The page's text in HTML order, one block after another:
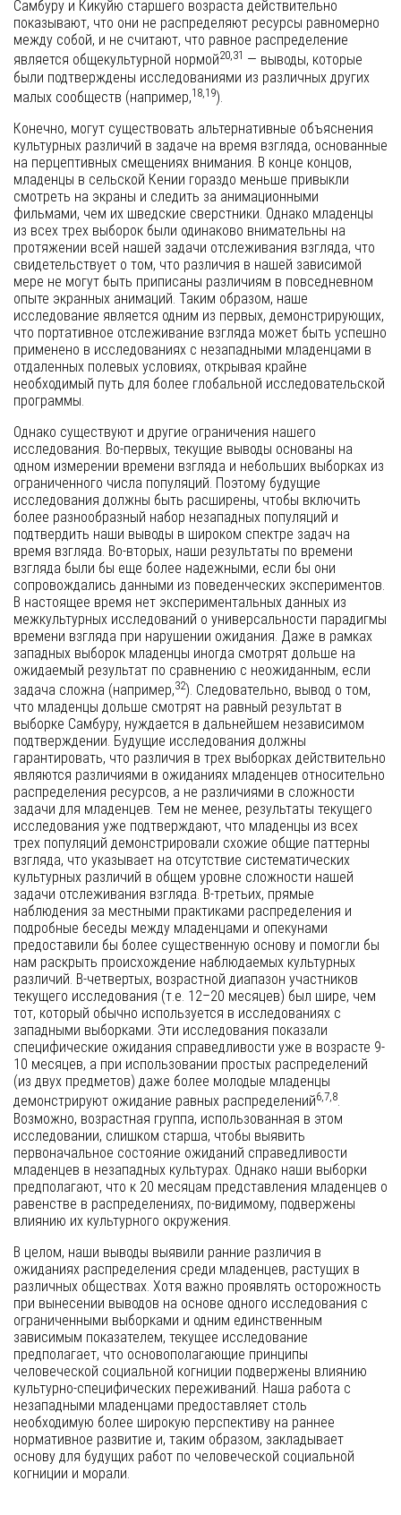
Самбуру и Кикуйю старшего возраста действительно
показывают, что они не распределяют ресурсы равномерно
между собой, и не считают, что равное распределение
является общекультурной нормой20,31 — выводы, которые
были подтверждены исследованиями из различных других
малых сообществ (например,18,19).
Конечно, могут существовать альтернативные объяснения
культурных различий в задаче на время взгляда, основанные
на перцептивных смещениях внимания. В конце концов,
младенцы в сельской Кении гораздо меньше привыкли
смотреть на экраны и следить за анимационными
фильмами, чем их шведские сверстники. Однако младенцы
из всех трех выборок были одинаково внимательны на
протяжении всей нашей задачи отслеживания взгляда, что
свидетельствует о том, что различия в нашей зависимой
мере не могут быть приписаны различиям в повседневном
опыте экранных анимаций. Таким образом, наше
исследование является одним из первых, демонстрирующих,
что портативное отслеживание взгляда может быть успешно
применено в исследованиях с незападными младенцами в
отдаленных полевых условиях, открывая крайне
необходимый путь для более глобальной исследовательской
программы.
Однако существуют и другие ограничения нашего
исследования. Во-первых, текущие выводы основаны на
одном измерении времени взгляда и небольших выборках из
ограниченного числа популяций. Поэтому будущие
исследования должны быть расширены, чтобы включить
более разнообразный набор незападных популяций и
подтвердить наши выводы в широком спектре задач на
время взгляда. Во-вторых, наши результаты по времени
взгляда были бы еще более надежными, если бы они
сопровождались данными из поведенческих экспериментов.
В настоящее время нет экспериментальных данных из
межкультурных исследований о универсальности парадигмы
времени взгляда при нарушении ожидания. Даже в рамках
западных выборок младенцы иногда смотрят дольше на
ожидаемый результат по сравнению с неожиданным, если
задача сложна (например,32). Следовательно, вывод о том,
что младенцы дольше смотрят на равный результат в
выборке Самбуру, нуждается в дальнейшем независимом
подтверждении. Будущие исследования должны
гарантировать, что различия в трех выборках действительно
являются различиями в ожиданиях младенцев относительно
распределения ресурсов, а не различиями в сложности
задачи для младенцев. Тем не менее, результаты текущего
исследования уже подтверждают, что младенцы из всех
трех популяций демонстрировали схожие общие паттерны
взгляда, что указывает на отсутствие систематических
культурных различий в общем уровне сложности нашей
задачи отслеживания взгляда. В-третьих, прямые
наблюдения за местными практиками распределения и
подробные беседы между младенцами и опекунами
предоставили бы более существенную основу и помогли бы
нам раскрыть происхождение наблюдаемых культурных
различий. В-четвертых, возрастной диапазон участников
текущего исследования (т.е. 12–20 месяцев) был шире, чем
тот, который обычно используется в исследованиях с
западными выборками. Эти исследования показали
специфические ожидания справедливости уже в возрасте 9-
10 месяцев, а при использовании простых распределений
(из двух предметов) даже более молодые младенцы
демонстрируют ожидание равных распределений6,7,8.
Возможно, возрастная группа, использованная в этом
исследовании, слишком старша, чтобы выявить
первоначальное состояние ожиданий справедливости
младенцев в незападных культурах. Однако наши выборки
предполагают, что к 20 месяцам представления младенцев о
равенстве в распределениях, по-видимому, подвержены
влиянию их культурного окружения.
В целом, наши выводы выявили ранние различия в
ожиданиях распределения среди младенцев, растущих в
различных обществах. Хотя важно проявлять осторожность
при вынесении выводов на основе одного исследования с
ограниченными выборками и одним единственным
зависимым показателем, текущее исследование
предполагает, что основополагающие принципы
человеческой социальной когниции подвержены влиянию
культурно-специфических переживаний. Наша работа с
незападными младенцами предоставляет столь
необходимую более широкую перспективу на раннее
нормативное развитие и, таким образом, закладывает
основу для будущих работ по человеческой социальной
когниции и морали.